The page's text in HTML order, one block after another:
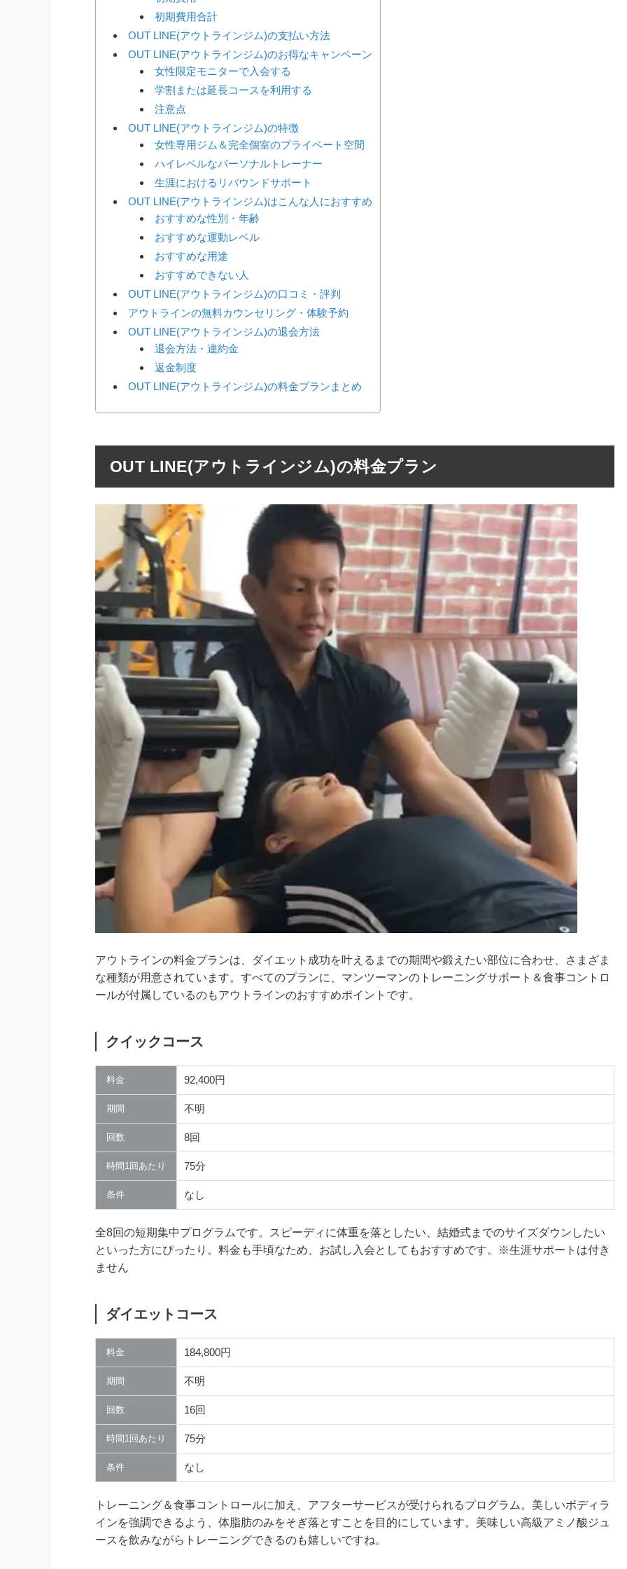
初期費用合計
OUT LINE(アウトラインジム)の支払い方法
OUT LINE(アウトラインジム)のお得なキャンペーン
女性限定モニターで入会する
学割または延長コースを利用する
注意点
OUT LINE(アウトラインジム)の特徴
女性専用ジム＆完全個室のプライベート空間
ハイレベルなパーソナルトレーナー
生涯におけるリバウンドサポート
OUT LINE(アウトラインジム)はこんな人におすすめ
おすすめな性別・年齢
おすすめな運動レベル
おすすめな用途
おすすめできない人
OUT LINE(アウトラインジム)の口コミ・評判
アウトラインの無料カウンセリング・体験予約
OUT LINE(アウトラインジム)の退会方法
退会方法・違約金
返金制度
OUT LINE(アウトラインジム)の料金プランまとめ
OUT LINE(アウトラインジム)の料金プラン
アウトラインの料金プランは、ダイエット成功を叶えるまでの期間や鍛えたい部位に合わせ、さまざま
な種類が用意されています。すべてのプランに、マンツーマンのトレーニングサポート＆食事コントロ
ールが付属しているのもアウトラインのおすすめポイントです。
クイックコース
料金 92,400円
期間 不明
回数 8回
時間1回あたり 75分
条件 なし
全8回の短期集中プログラムです。スピーディに体重を落としたい、結婚式までのサイズダウンしたい
といった方にぴったり。料金も手頃なため、お試し入会としてもおすすめです。※生涯サポートは付き
ません
ダイエットコース
料金 184,800円
期間 不明
回数 16回
時間1回あたり 75分
条件 なし
トレーニング＆食事コントロールに加え、アフターサービスが受けられるプログラム。美しいボディラ
インを強調できるよう、体脂肪のみをそぎ落とすことを目的にしています。美味しい高級アミノ酸ジュ
ースを飲みながらトレーニングできるのも嬉しいですね。